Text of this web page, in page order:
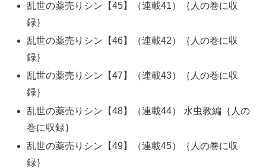
乱世の薬売りシン【45】（連載41）｛人の巻に収
録｝
乱世の薬売りシン【46】（連載42）｛人の巻に収
録｝
乱世の薬売りシン【47】（連載43）｛人の巻に収
録｝
乱世の薬売りシン【48】（連載44） 水虫教編｛人の
巻に収録｝
乱世の薬売りシン【49】（連載45）｛人の巻に収
録｝